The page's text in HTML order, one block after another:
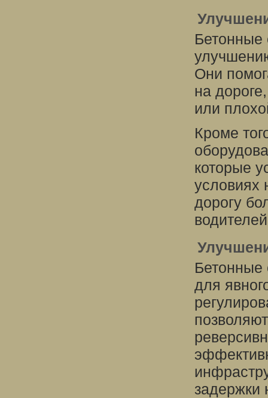
Бетонные
Они
на
или
Кроме
которые
условиях
дорогу
Бетонные
для
задержки